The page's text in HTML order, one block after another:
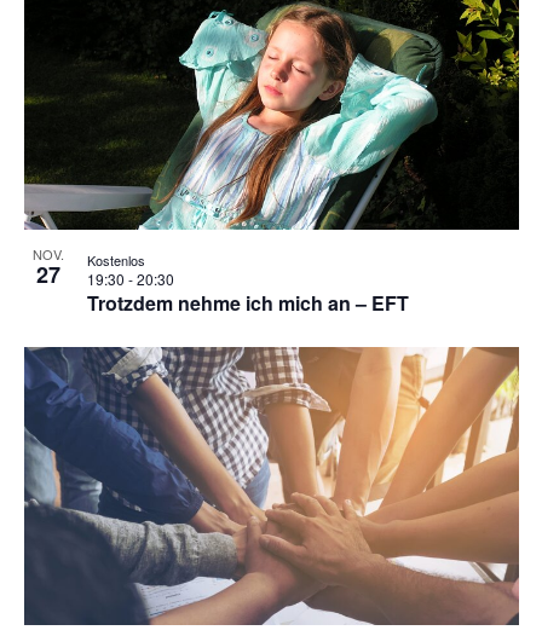
NOV.
27
Trotzdem nehme ich mich an – EFT
19:30 -20:30
Kostenlos